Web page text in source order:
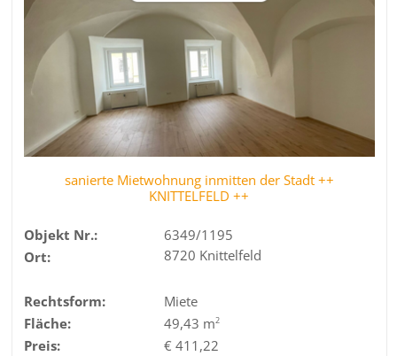
sanierte Mietwohnung inmitten der Stadt ++
KNITTELFELD ++
Objekt Nr.:
6349/1195
Ort:
8720 Knittelfeld
Rechtsform:
Miete
Fläche:
49,43 m2
Preis: € 411,22